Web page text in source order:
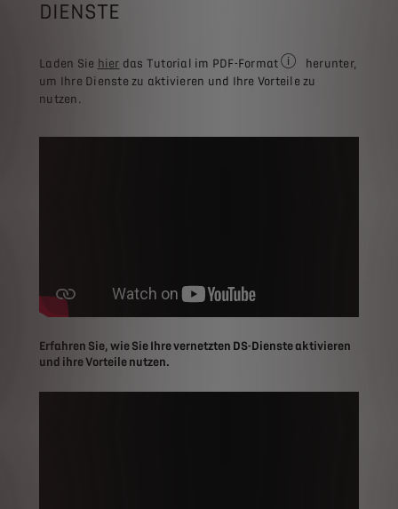
DIENSTE
Laden Sie hier das Tutorial im PDF-Format
Sie benötigen eine
herunter,
um Ihre Dienste zu aktivieren und Ihre Vorteile zu
nutzen.
Erfahren Sie, wie Sie Ihre vernetzten DS-Dienste aktivieren
und ihre Vorteile nutzen.